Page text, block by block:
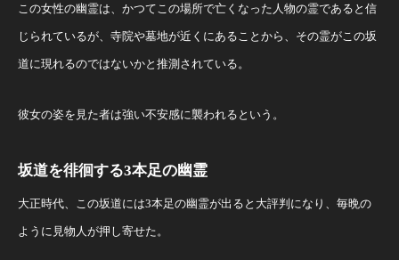
この女性の幽霊は、かつてこの場所で亡くなった人物の霊であると信
じられているが、寺院や墓地が近くにあることから、その霊がこの坂
道に現れるのではないかと推測されている。
彼女の姿を見た者は強い不安感に襲われるという。
坂道を徘徊する3本足の幽霊
大正時代、この坂道には3本足の幽霊が出ると大評判になり、毎晩の
ように見物人が押し寄せた。